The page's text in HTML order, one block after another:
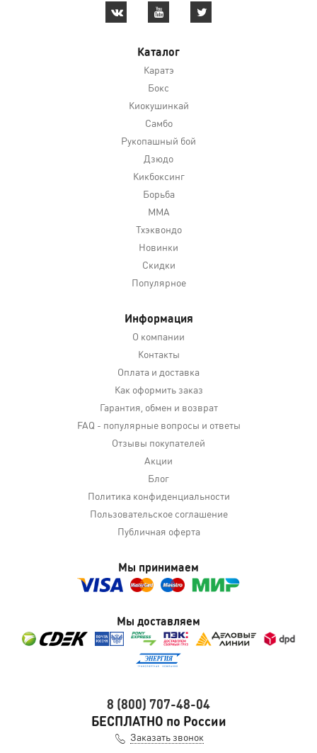
Каталог
Каратэ
Бокс
Киокушинкай
Самбо
Рукопашный бой
Дзюдо
Кикбоксинг
Борьба
MMA
Тхэквондо
Новинки
Скидки
Популярное
Информация
О компании
Контакты
Оплата и доставка
Как оформить заказ
Гарантия, обмен и возврат
FAQ - популярные вопросы и ответы
Отзывы покупателей
Акции
Блог
Политика конфиденциальности
Пользовательское соглашение
Публичная оферта
Мы принимаем
Мы доставляем
8 (800) 707-48-04
БЕСПЛАТНО по России
Заказать звонок